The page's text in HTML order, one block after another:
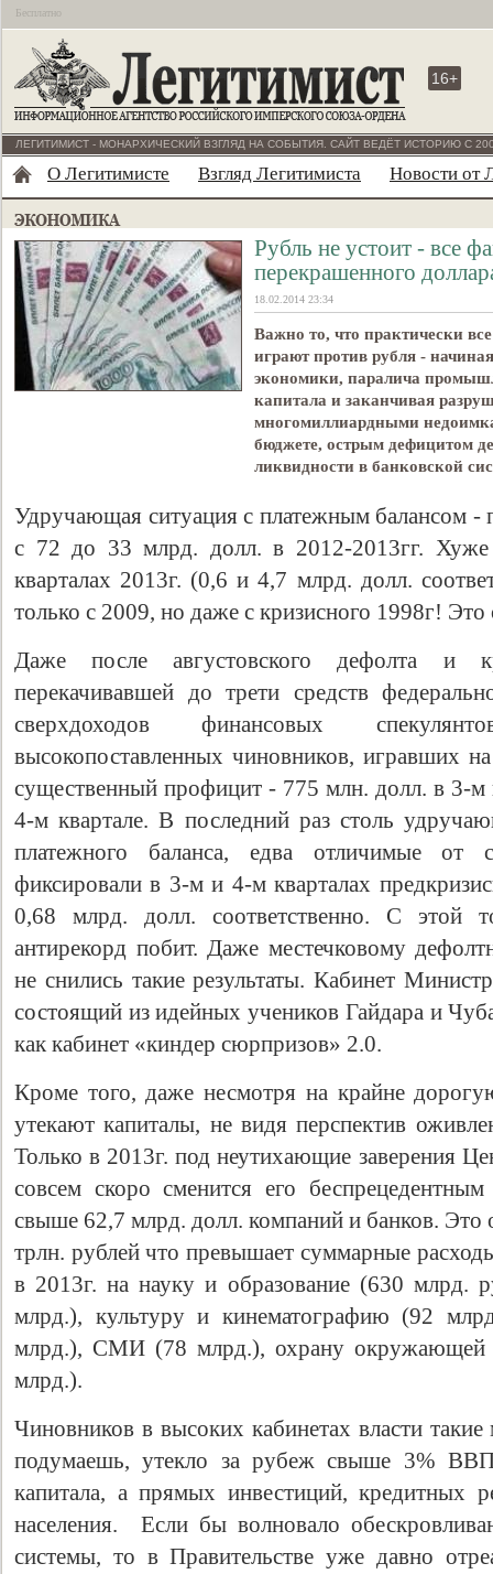
Бесплатно
16+
ЛЕГИТИМИСТ - МОНАРХИЧЕСКИЙ ВЗГЛЯД НА СОБЫТИЯ. САЙТ ВЕДЁТ ИСТОРИЮ С
О Легитимисте Взгляд Легитимиста Новости от
Рубль не устоит - все
перекрашенного
18.02.2014 23:34
Важно то, что практически
играют против рубля -
экономики, паралича
капитала и заканчивая
многомиллиардными
бюджете, острым дефицитом
ликвидности в банковской
Удручающая ситуация с платежным балансом -
с 72 до 33 млрд. долл. в 2012-2013гг.
кварталах 2013г. (0,6 и 4,7 млрд. долл.
только с 2009, но даже с кризисного 1998г!
Даже после августовского дефолта и
перекачивавшей до трети средств
сверхдоходов финансовых
высокопоставленных чиновников, игравших
существенный профицит - 775 млн. долл. в 3-м
4-м квартале. В последний раз столь
платежного баланса, едва отличимые от
фиксировали в 3-м и 4-м кварталах
0,68 млрд. долл. соответственно. С этой
антирекорд побит. Даже местечковому
не снились такие результаты. Кабинет
состоящий из идейных учеников Гайдара и
как кабинет «киндер сюрпризов» 2.0.
Кроме того, даже несмотря на крайне
утекают капиталы, не видя перспектив
Только в 2013г. под неутихающие заверения
совсем скоро сменится его
свыше 62,7 млрд. долл. компаний и банков.
трлн. рублей что превышает суммарные
в 2013г. на науку и образование (630 млрд.
млрд.), культуру и кинематографию (92
млрд.), СМИ (78 млрд.), охрану
млрд.).
Чиновников в высоких кабинетах власти
подумаешь, утекло за рубеж свыше 3%
капитала, а прямых инвестиций, кредитных
населения. Если бы волновало
системы, то в Правительстве уже давно
Свидетельство